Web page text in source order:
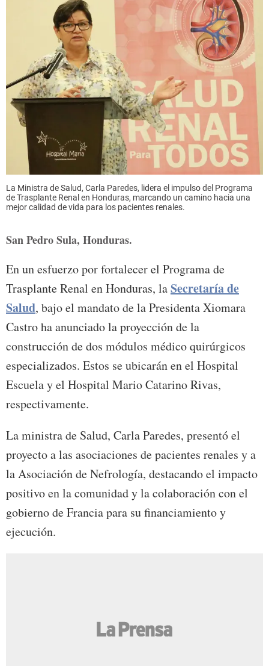
La Ministra de Salud, Carla Paredes, lidera el impulso del Programa
de Trasplante Renal en Honduras, marcando un camino hacia una
mejor calidad de vida para los pacientes renales.
San Pedro Sula, Honduras.
En un esfuerzo por fortalecer el Programa de
Trasplante Renal en Honduras, laSecretaría de
Salud, bajo el mandato de la Presidenta Xiomara
Castro ha anunciado la proyección de la
construcción de dos módulos médico quirúrgicos
especializados. Estos se ubicarán en el Hospital
Escuela y el Hospital Mario Catarino Rivas,
respectivamente.
La ministra de Salud, Carla Paredes, presentó el
proyecto a las asociaciones de pacientes renales y a
la Asociación de Nefrología, destacando el impacto
positivo en la comunidad y la colaboración con el
gobierno de Francia para su financiamiento y
ejecución.